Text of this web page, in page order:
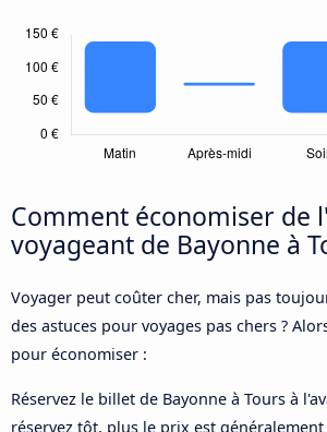
Comment économiser de
voyageant de Bayonne à
Voyager peut coûter cher, mais pas
des astuces pour voyages pas chers ?
pour économiser :
Réservez le billet de Bayonne à Tours à
réservez tôt, plus le prix est